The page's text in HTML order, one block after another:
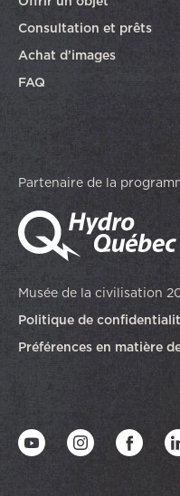
Consultation et prêts
Achat d’images
FAQ
Partenaire de la
Musée de la civilisation
Politique de
Préférences en matière